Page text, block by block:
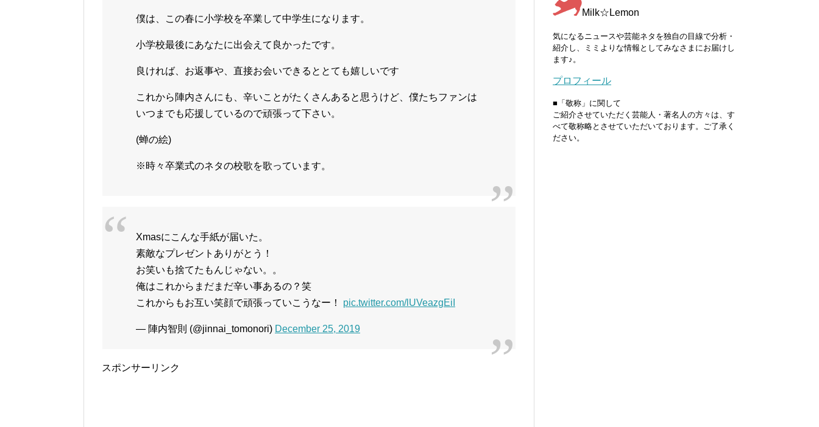
僕は、この春に小学校を卒業して中学生になります。
小学校最後にあなたに出会えて良かったです。
良ければ、お返事や、直接お会いできるととても嬉しいです
これから陣内さんにも、辛いことがたくさんあると思うけど、僕たちファンは
いつまでも応援しているので頑張って下さい。
(蝉の絵)
※時々卒業式のネタの校歌を歌っています。
Xmasにこんな手紙が届いた。
素敵なプレゼントありがとう！
お笑いも捨てたもんじゃない。。
俺はこれからまだまだ辛い事あるの？笑
これからもお互い笑顔で頑張っていこうなー！ pic.twitter.com/lUVeazgEiI
— 陣内智則 (@jinnai_tomonori) December 25, 2019
スポンサーリンク
Milk☆Lemon
気になるニュースや芸能ネタを独自の目線で分析・
紹介し、ミミよりな情報としてみなさまにお届けし
ます♪。
プロフィール
■「敬称」に関して
ご紹介させていただく芸能人・著名人の方々は、す
べて敬称略とさせていただいております。ご了承く
ださい。